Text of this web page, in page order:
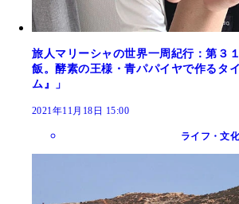
旅人マリーシャの世界一周紀行：第３
飯。酵素の王様・青パパイヤで作るタ
ム』」
2021年11月18日 15:00
ライフ・文